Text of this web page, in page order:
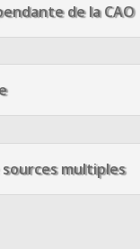
de la CAO
multiples